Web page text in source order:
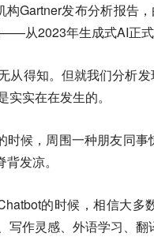
Gartner发布分析报告
从2023年生成式AI正式
从得知。但就我们分析
实在在发生的。
时候，周围一种朋友同
发凉。
的时候，相信大
作灵感、外语学习、翻